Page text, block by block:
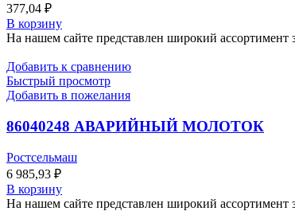
377,04 ₽
В корзину
На нашем сайте представлен широкий ассортимент
Добавить к сравнению
Быстрый просмотр
Добавить в пожелания
86040248 АВАРИЙНЫЙ МОЛОТОК
Ростсельмаш
6 985,93 ₽
В корзину
На нашем сайте представлен широкий ассортимент